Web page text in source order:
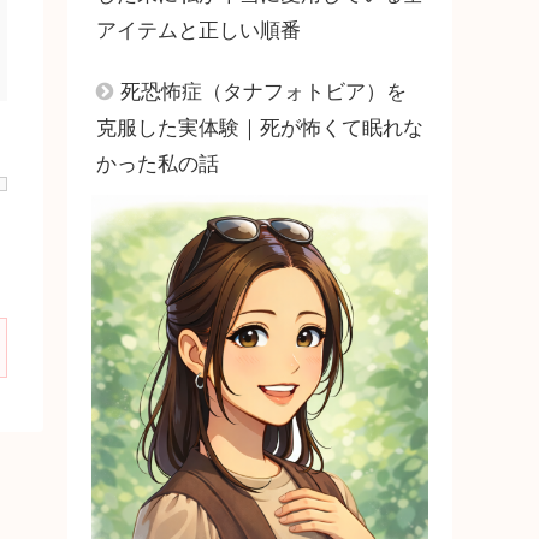
アイテムと正しい順番
死恐怖症（タナフォトビア）を
克服した実体験｜死が怖くて眠れな
かった私の話